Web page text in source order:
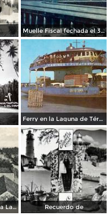
Muelle Fiscal fechada el 3 de Agosto de 1945
Ferry en la Laguna de Términos
Vista panorámica en la Laguna de Términos Recuerdo de